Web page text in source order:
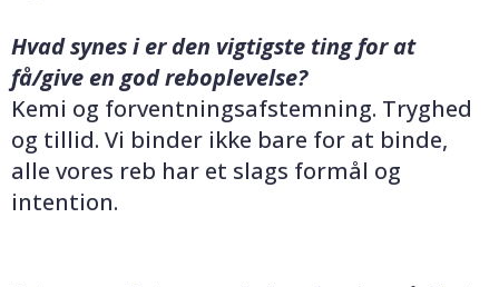
Hvad synes i er den vigtigste ting for at
få/give en god reboplevelse?
Kemi og forventningsafstemning. Tryghed
og tillid. Vi binder ikke bare for at binde,
alle vores reb har et slags formål og
intention.